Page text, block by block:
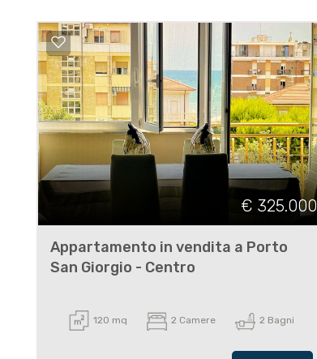
€ 325.000
Appartamento in vendita a Porto
San Giorgio - Centro
120 mq 2 Camere 2 Bagni